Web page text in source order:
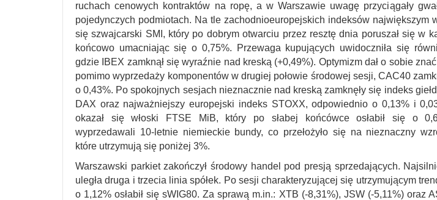
ruchach cenowych kontraktów na ropę, a w Warszawie uwagę przyciągały
pojedynczych podmiotach. Na tle zachodnioeuropejskich indeksów największym
się szwajcarski SMI, który po dobrym otwarciu przez resztę dnia poruszał się w
końcowo umacniając się o 0,75%. Przewaga kupujących uwidoczniła się
gdzie IBEX zamknął się wyraźnie nad kreską (+0,49%). Optymizm dał o sobie
pomimo wyprzedaży komponentów w drugiej połowie środowej sesji, CAC40
o 0,43%. Po spokojnych sesjach nieznacznie nad kreską zamknęły się indeks
DAX oraz najważniejszy europejski indeks STOXX, odpowiednio o 0,13% i
okazał się włoski FTSE MiB, który po słabej końcówce osłabił się o
wyprzedawali 10-letnie niemieckie bundy, co przełożyło się na nieznaczny
które utrzymują się poniżej 3%.
Warszawski parkiet zakończył środowy handel pod presją sprzedających.
uległa druga i trzecia linia spółek. Po sesji charakteryzującej się utrzymującym
o 1,12% osłabił się sWIG80. Za sprawą m.in.: XTB (-8,31%), JSW (-5,11%) oraz